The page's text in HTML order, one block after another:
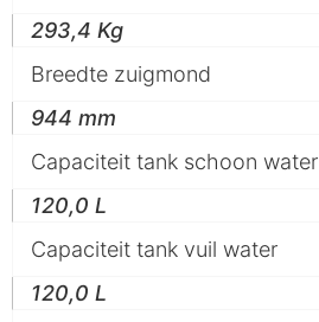
293,4 Kg
Breedte zuigmond
944 mm
Capaciteit tank schoon water
120,0 L
Capaciteit tank vuil water
120,0 L